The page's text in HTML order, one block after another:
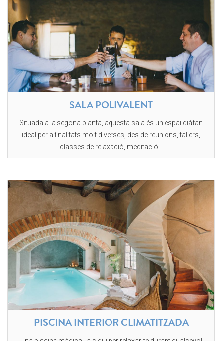
SALA POLIVALENT
Situada a la segona planta, aquesta sala és un espai diàfan
ideal per a finalitats molt diverses, des de reunions, tallers,
classes de relaxació, meditació…
PISCINA INTERIOR CLIMATITZADA